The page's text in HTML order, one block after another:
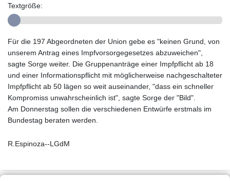
Textgröße:
Für die 197 Abgeordneten der Union gebe es "keinen Grund, von
unserem Antrag eines Impfvorsorgegesetzes abzuweichen",
sagte Sorge weiter. Die Gruppenanträge einer Impfpflicht ab 18
und einer Informationspflicht mit möglicherweise nachgeschalteter
Impfpflicht ab 50 lägen so weit auseinander, "dass ein schneller
Kompromiss unwahrscheinlich ist", sagte Sorge der "Bild".
Am Donnerstag sollen die verschiedenen Entwürfe erstmals im
Bundestag beraten werden.
R.Espinoza--LGdM